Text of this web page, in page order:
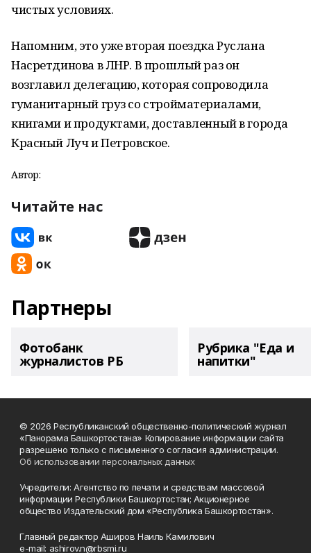
чистых условиях.
Напомним, это уже вторая поездка Руслана
Насретдинова в ЛНР. В прошлый раз он
возглавил делегацию, которая сопроводила
гуманитарный груз со стройматериалами,
книгами и продуктами, доставленный в города
Красный Луч и Петровское.
Автор:
Читайте нас
Партнеры
Фотобанк
журналистов РБ
Рубрика "Еда и
напитки"
© 2026 Республиканский общественно-политический журнал
«Панорама Башкортостана» Копирование информации сайта
разрешено только с письменного согласия администрации.
Об использовании персональных данных
Учредители: Агентство по печати и средствам массовой
информации Республики Башкортостан; Акционерное
общество Издательский дом «Республика Башкортостан».
Главный редактор Аширов Наиль Камилович
e-mail: ashirov.n@rbsmi.ru